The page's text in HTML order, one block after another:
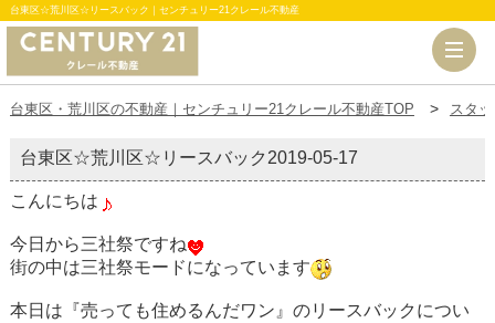
台東区☆荒川区☆リースバック｜センチュリー21クレール不動産
台東区・荒川区の不動産｜センチュリー21クレール不動産TOP スタ
台東区☆荒川区☆リースバック 2019-05-17
こんにちは
今日から三社祭ですね
街の中は三社祭モードになっています
本日は『売っても住めるんだワン』のリースバックについ